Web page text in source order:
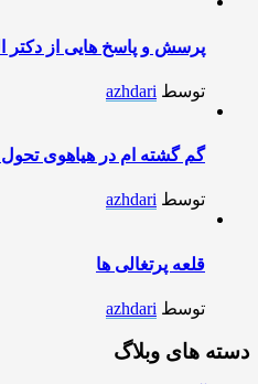
پرسش و پاسخ هایی از دکتر
توسط azhdari
گم گشته ام در هیاهوی
توسط azhdari
قلعه پرتغالی ها
توسط azhdari
دسته های وبلاگ